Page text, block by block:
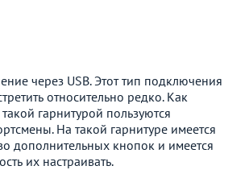
через USB. Этот тип подключения
относительно редко. Как
гарнитурой пользуются
На такой гарнитуре имеется
дополнительных кнопок и имеется
их настраивать.